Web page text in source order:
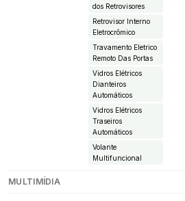
dos Retrovisores
Retrovisor Interno
Eletrocrômico
Travamento Eletrico
Remoto Das Portas
Vidros Elétricos
Dianteiros
Automáticos
Vidros Elétricos
Traseiros
Automáticos
Volante
Multifuncional
MULTIMÍDIA